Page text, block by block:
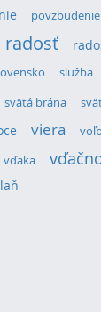
povzbudenie
radosť
služba
svätá brána
viera
vďaka